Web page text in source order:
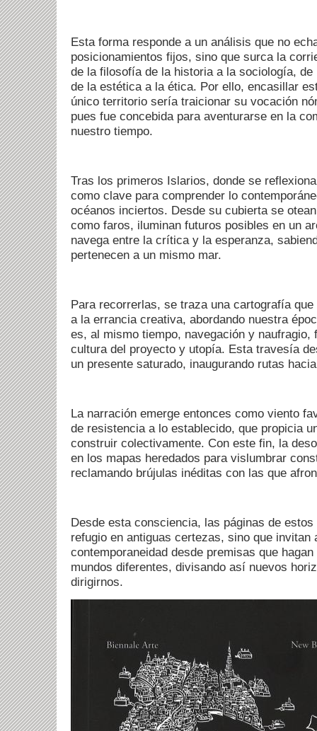
Esta forma responde a un análisis que no
posicionamientos fijos, sino que surca la
de la filosofía de la historia a la sociología,
de la estética a la ética. Por ello, encasillar
único territorio sería traicionar su vocación
pues fue concebida para aventurarse en la
nuestro tiempo.
Tras los primeros Islarios, donde se
como clave para comprender lo
océanos inciertos. Desde su cubierta se
como faros, iluminan futuros posibles en un
navega entre la crítica y la esperanza,
pertenecen a un mismo mar.
Para recorrerlas, se traza una cartografía
a la errancia creativa, abordando nuestra
es, al mismo tiempo, navegación y naufragio,
cultura del proyecto y utopía. Esta travesía
un presente saturado, inaugurando rutas
La narración emerge entonces como viento
de resistencia a lo establecido, que propicia
construir colectivamente. Con este fin, la
en los mapas heredados para vislumbrar
reclamando brújulas inéditas con las que
Desde esta consciencia, las páginas de
refugio en antiguas certezas, sino que invitan
contemporaneidad desde premisas que
mundos diferentes, divisando así nuevos
dirigirnos.